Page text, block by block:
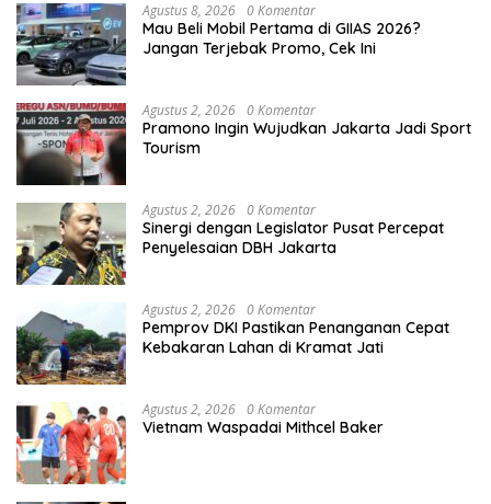
Agustus 8, 2026 0 Komentar
Mau Beli Mobil Pertama di GIIAS 2026?
Jangan Terjebak Promo, Cek Ini
Agustus 2, 2026 0 Komentar
Pramono Ingin Wujudkan Jakarta Jadi Sport
Tourism
Agustus 2, 2026 0 Komentar
Sinergi dengan Legislator Pusat Percepat
Penyelesaian DBH Jakarta
Agustus 2, 2026 0 Komentar
Pemprov DKI Pastikan Penanganan Cepat
Kebakaran Lahan di Kramat Jati
Agustus 2, 2026 0 Komentar
Vietnam Waspadai Mithcel Baker